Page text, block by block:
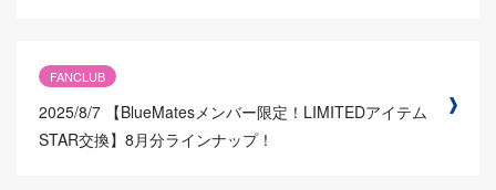
FANCLUB
2025/8/7 【BlueMatesメンバー限定！LIMITEDアイテム
STAR交換】8月分ラインナップ！